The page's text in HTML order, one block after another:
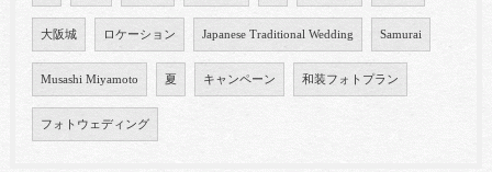
大阪城 ロケーション Japanese Traditional Wedding Samurai
Musashi Miyamoto 夏 キャンペーン 和装フォトプラン
フォトウェディング